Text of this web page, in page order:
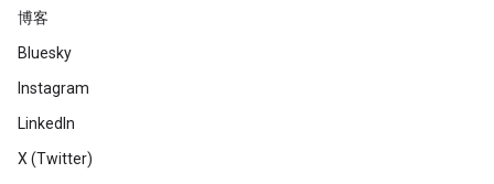
博客
Bluesky
Instagram
LinkedIn
X (Twitter)